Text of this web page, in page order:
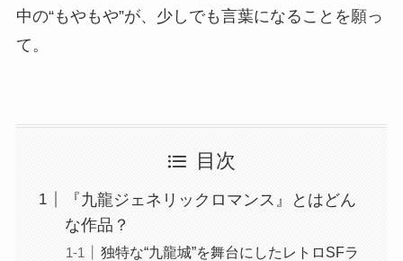
中の“もやもや”が、少しでも言葉になることを願っ
て。
目次
『九龍ジェネリックロマンス』とはどん
な作品？
独特な“九龍城”を舞台にしたレトロSFラ